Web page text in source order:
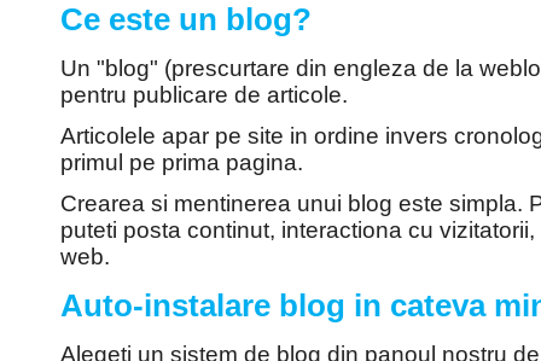
Ce este un blog?
Un "blog" (prescurtare din engleza de la
pentru publicare de articole.
Articolele apar pe site in ordine invers
primul pe prima pagina.
Crearea si mentinerea unui blog este simpla.
puteti posta continut, interactiona cu
web.
Auto-instalare blog in cateva
Alegeti un sistem de blog din panoul nostru